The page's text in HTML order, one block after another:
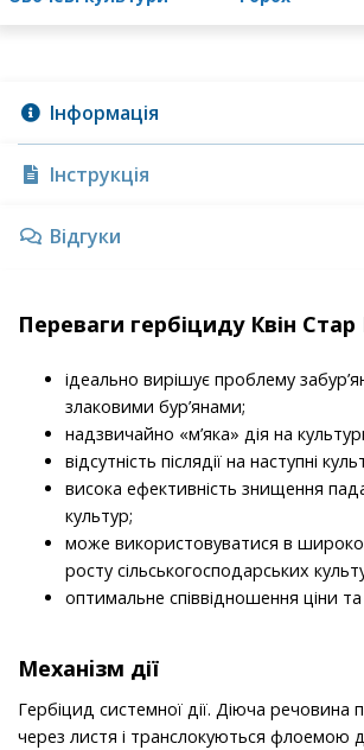
Інформація
Інструкція
Відгуки
Переваги гербіциду Квін
ідеально вирішує проблему
злаковими бур’янами;
надзвичайно «м’яка» дія на
відсутність післядії на наступні
висока ефективність знищення
культур;
може використовуватися в
росту сільськогосподарських
оптимальне співвідношення ціни та
Механiзм дії
Гербіцид системної дії. Діюча речовина
через листя і транслокуються флоемою